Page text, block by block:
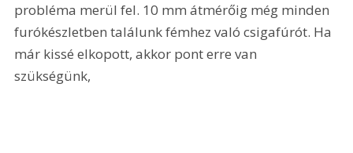
probléma merül fel. 10 mm átmérőig még minden
furókészletben találunk fémhez való csigafúrót. Ha
már kissé elkopott, akkor pont erre van
szükségünk,